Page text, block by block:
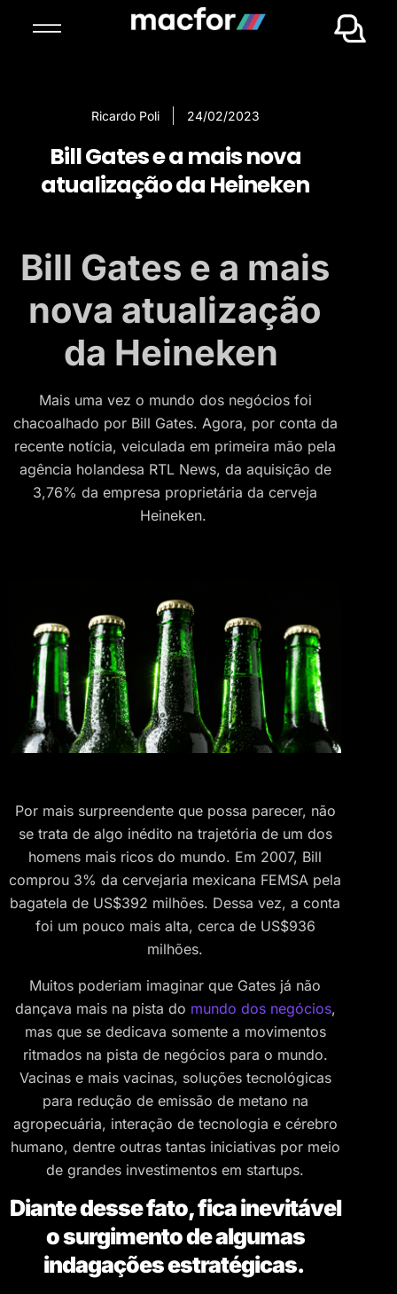
Ricardo Poli 24/02/2023
Bill Gates e a mais nova
atualização da Heineken
Bill Gates e a mais
nova atualização
da Heineken
Mais uma vez o mundo dos negócios foi
chacoalhado por Bill Gates. Agora, por conta da
recente notícia, veiculada em primeira mão pela
agência holandesa RTL News, da aquisição de
3,76% da empresa proprietária da cerveja
Heineken.
Por mais surpreendente que possa parecer, não
se trata de algo inédito na trajetória de um dos
homens mais ricos do mundo. Em 2007, Bill
comprou 3% da cervejaria mexicana FEMSA pela
bagatela de US$392 milhões. Dessa vez, a conta
foi um pouco mais alta, cerca de US$936
milhões.
Muitos poderiam imaginar que Gates já não
dançava mais na pista do mundo dos negócios,
mas que se dedicava somente a movimentos
ritmados na pista de negócios para o mundo.
Vacinas e mais vacinas, soluções tecnológicas
para redução de emissão de metano na
agropecuária, interação de tecnologia e cérebro
humano, dentre outras tantas iniciativas por meio
de grandes investimentos em startups.
Diante desse fato, fica inevitável
o surgimento de algumas
indagações estratégicas.